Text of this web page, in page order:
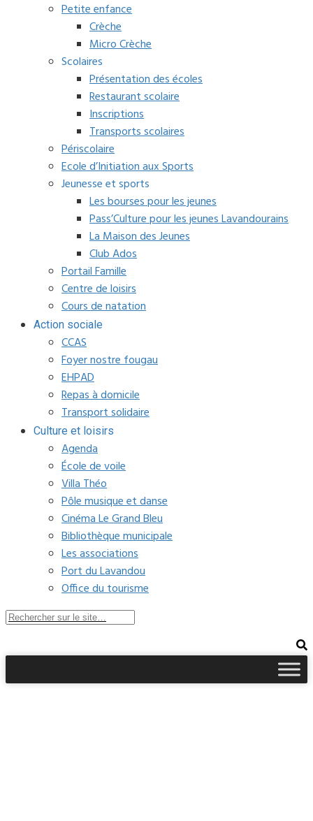
Petite enfance
Crèche
Micro Crèche
Scolaires
Présentation des écoles
Restaurant scolaire
Inscriptions
Transports scolaires
Périscolaire
Ecole d’Initiation aux Sports
Jeunesse et sports
Les bourses pour les jeunes
Pass’Culture pour les jeunes Lavandourains
La Maison des Jeunes
Club Ados
Portail Famille
Centre de loisirs
Cours de natation
Action sociale
CCAS
Foyer nostre fougau
EHPAD
Repas à domicile
Transport solidaire
Culture et loisirs
Agenda
École de voile
Villa Théo
Pôle musique et danse
Cinéma Le Grand Bleu
Bibliothèque municipale
Les associations
Port du Lavandou
Office du tourisme